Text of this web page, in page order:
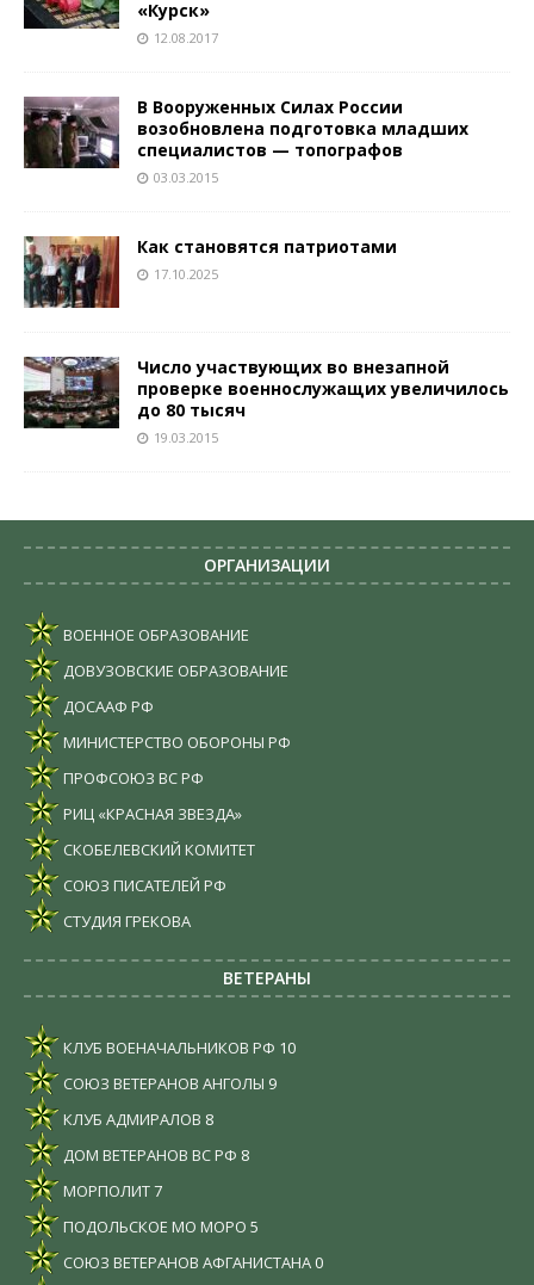
«Курск»
12.08.2017
В Вооруженных Силах России
возобновлена подготовка младших
специалистов — топографов
03.03.2015
Как становятся патриотами
17.10.2025
Число участвующих во внезапной
проверке военнослужащих увеличилось
до 80 тысяч
19.03.2015
ОРГАНИЗАЦИИ
ВОЕННОЕ ОБРАЗОВАНИЕ
ДОВУЗОВСКИЕ ОБРАЗОВАНИЕ
ДОСААФ РФ
МИНИСТЕРСТВО ОБОРОНЫ РФ
ПРОФСОЮЗ ВС РФ
РИЦ «КРАСНАЯ ЗВЕЗДА»
СКОБЕЛЕВСКИЙ КОМИТЕТ
СОЮЗ ПИСАТЕЛЕЙ РФ
СТУДИЯ ГРЕКОВА
ВЕТЕРАНЫ
КЛУБ ВОЕНАЧАЛЬНИКОВ РФ 10
СОЮЗ ВЕТЕРАНОВ АНГОЛЫ 9
КЛУБ АДМИРАЛОВ 8
ДОМ ВЕТЕРАНОВ ВС РФ 8
МОРПОЛИТ7
ПОДОЛЬСКОЕ МО МОРО 5
СОЮЗ ВЕТЕРАНОВ АФГАНИСТАНА 0